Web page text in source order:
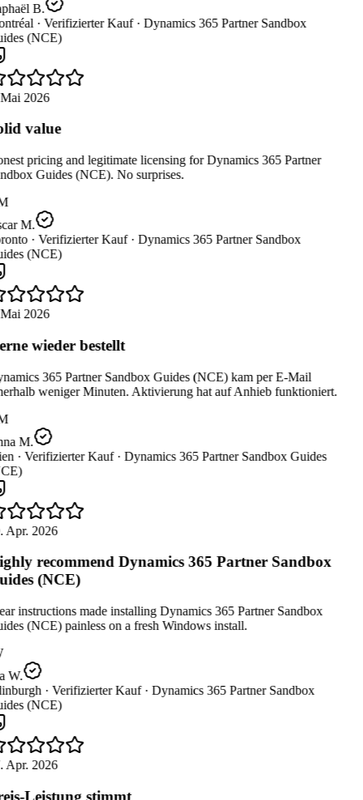
B.
· Verifizierter Kauf · Dynamics 365 Partner Sandbox
(NCE)
2026
value
pricing and legitimate licensing for Dynamics 365 Partner
Guides (NCE). No surprises.
M.
· Verifizierter Kauf · Dynamics 365 Partner Sandbox
(NCE)
2026
wieder bestellt
365 Partner Sandbox Guides (NCE) kam per E-Mail
weniger Minuten. Aktivierung hat auf Anhieb funktioniert.
M.
· Verifizierter Kauf · Dynamics 365 Partner Sandbox Guides
Apr. 2026
recommend Dynamics 365 Partner Sandbox
(NCE)
instructions made installing Dynamics 365 Partner Sandbox
(NCE) painless on a fresh Windows install.
W.
· Verifizierter Kauf · Dynamics 365 Partner Sandbox
(NCE)
Apr. 2026
Leistung stimmt